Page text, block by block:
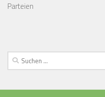
Parteien
Suchen
nach: